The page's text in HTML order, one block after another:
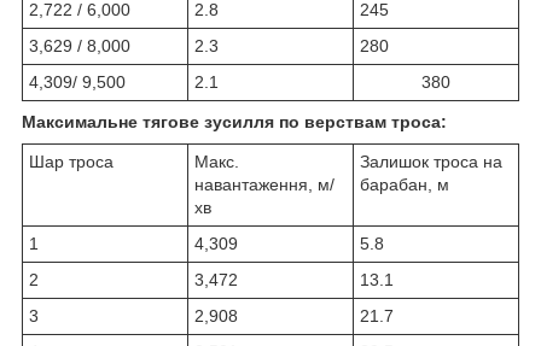
2,722 / 6,000 2.8
245
3,629 / 8,000
2.3
280
4,309/ 9,500
2.1 380
Максимальне тягове зусилля по верствам троса:
Шар троса
Макс.
навантаження, м/
хв
Залишок троса на
барабан, м
1 4,309
5.8
2
3,472
13.1
3
2,908
21.7